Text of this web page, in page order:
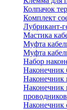
Колпачок
Комплект
Лубрикант-
Мастика
Муфта
Муфта
Набор
Наконечник
Наконечник
Наконечник
проводников
Наконечник